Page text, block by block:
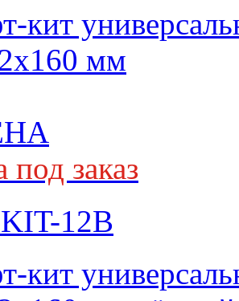
кит
мм
под заказ
12B
кит